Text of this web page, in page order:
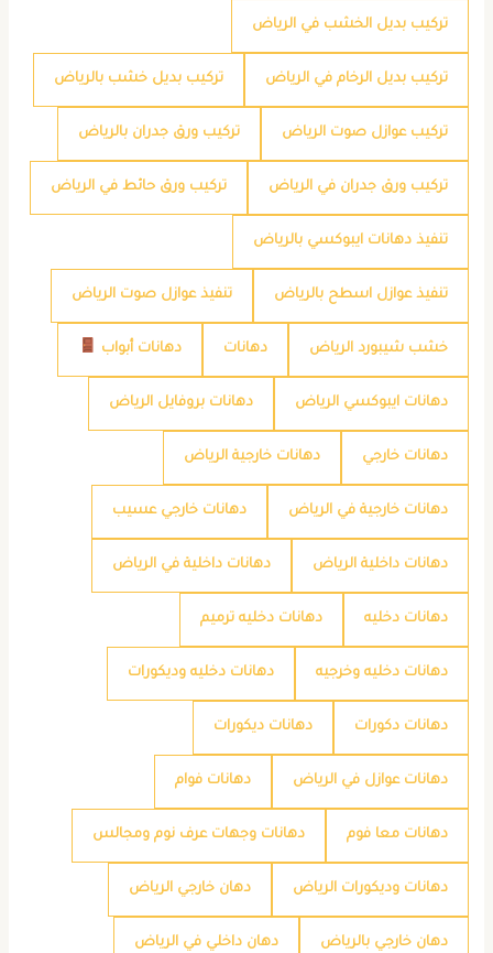
تركيب بديل الخشب في الرياض
تركيب بديل الرخام في الرياض تركيب بديل خشب بالرياض
تركيب عوازل صوت الرياض تركيب ورق جدران بالرياض
تركيب ورق جدران في الرياض تركيب ورق حائط في الرياض
تنفيذ دهانات ايبوكسي بالرياض
تنفيذ عوازل اسطح بالرياض تنفيذ عوازل صوت الرياض
خشب شيبورد الرياض دهانات دهانات أبواب
دهانات ايبوكسي الرياض دهانات بروفايل الرياض
دهانات خارجي دهانات خارجية الرياض
دهانات خارجية في الرياض دهانات خارجي عسيب
دهانات داخلية الرياض دهانات داخلية في الرياض
دهانات دخليه دهانات دخليه ترميم
دهانات دخليه وخرجيه دهانات دخليه وديكورات
دهانات دكورات دهانات ديكورات
دهانات عوازل في الرياض دهانات فوام
دهانات معا فوم دهانات وجهات عرف نوم ومجالس
دهانات وديكورات الرياض دهان خارجي الرياض
دهان خارجي بالرياض دهان داخلي في الرياض